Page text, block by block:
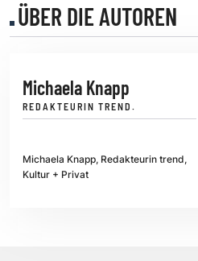
ÜBER DIE AUTOREN
Michaela Knapp
REDAKTEURIN TREND.
Michaela Knapp, Redakteurin trend,
Kultur + Privat